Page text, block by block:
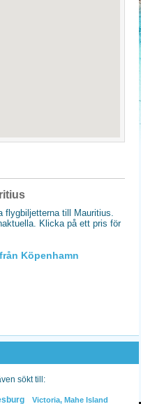
flygbiljetterna till Mauritius.
Klicka på ett pris för
Köpenhamn
sökt till:
Victoria, Mahe Island